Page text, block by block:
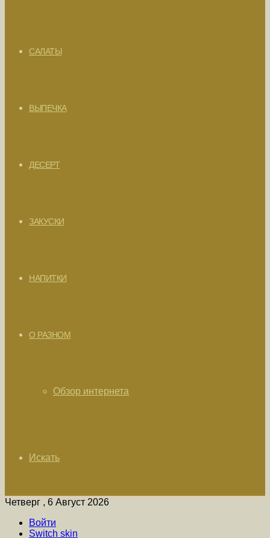
САЛАТЫ
ВЫПЕЧКА
ДЕСЕРТ
ЗАКУСКИ
НАПИТКИ
О РАЗНОМ
Обзор интернета
Искать
Четверг , 6 Август 2026
Войти
Switch skin